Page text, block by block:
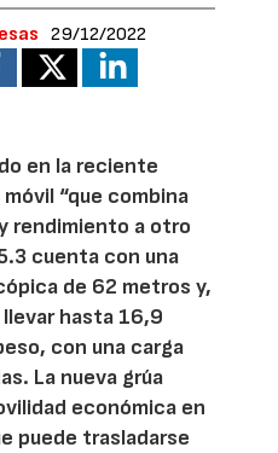
29/12/2022
en la reciente
“que combina
rendimiento a otro
cuenta con una
de 62 metros y,
hasta 16,9
con una carga
La nueva grúa
económica en
puede trasladarse